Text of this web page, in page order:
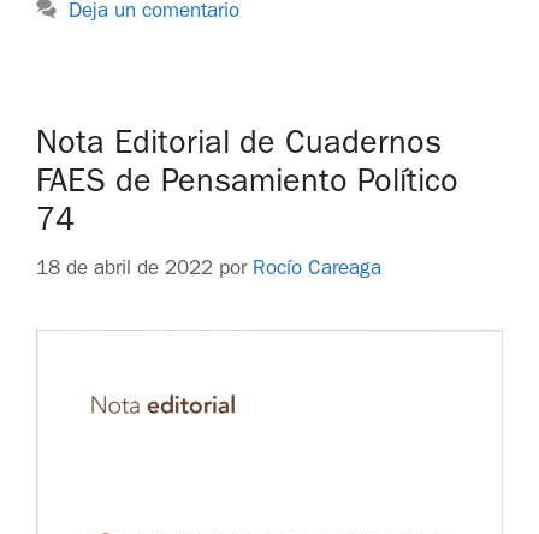
Deja un comentario
Nota Editorial de Cuadernos
FAES de Pensamiento Político
74
18 de abril de 2022 por Rocío Careaga